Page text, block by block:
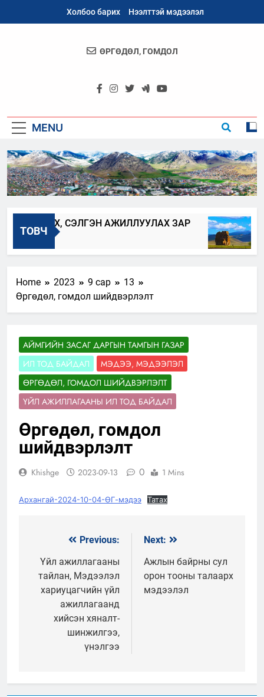
Холбоо барих Нээлттэй мэдээлэл
Архангай
ӨРГӨДӨЛ, ГОМДОЛ
MENU
ТОВЧ
СЭЛГЭН АЖИЛЛУУЛАХ ЗАР
Home 2023 9 сар
13
Өргөдөл, гомдол шийдвэрлэлт
АЙМГИЙН ЗАСАГ ДАРГЫН ТАМГЫН ГАЗАР
ИЛ ТОД БАЙДАЛ
МЭДЭЭ, МЭДЭЭЛЭЛ
ӨРГӨДӨЛ, ГОМДОЛ ШИЙДВЭРЛЭЛТ
ҮЙЛ АЖИЛЛАГААНЫ ИЛ ТОД БАЙДАЛ
Өргөдөл, гомдол
шийдвэрлэлт
Khishge 2023-09-13 0 1 Mins
Архангай-2024-10-04-ӨГ-мэдээ Татах
Мэдээний
цэс
Previous:
Үйл ажиллагааны
тайлан, Мэдээлэл
хариуцагчийн үйл
ажиллагаанд
хийсэн хяналт-
шинжилгээ,
үнэлгээ
Next:
Ажлын байрны сул
орон тооны талаарх
мэдээлэл